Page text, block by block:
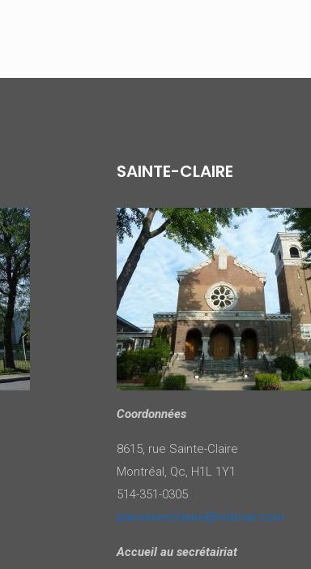
SAINTE-CLAIRE
Coordonnées
8615, rue Sainte-Claire
Montréal, Qc, H1L 1Y1
514-351-0305
paroissestclaire@hotmail.com
Accueil au secrétairiat